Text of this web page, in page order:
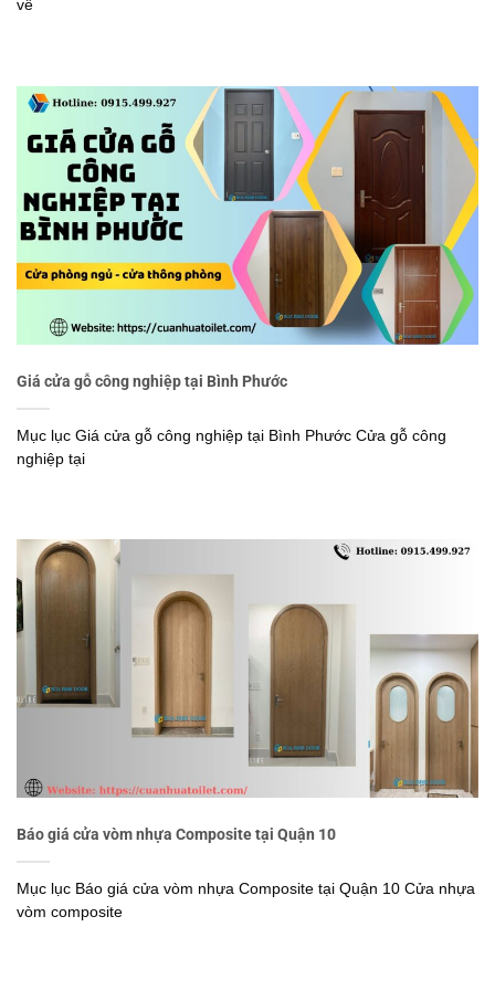
về
Giá cửa gỗ công nghiệp tại Bình Phước
Mục lục Giá cửa gỗ công nghiệp tại Bình Phước Cửa gỗ công
nghiệp tại
Báo giá cửa vòm nhựa Composite tại Quận 10
Mục lục Báo giá cửa vòm nhựa Composite tại Quận 10 Cửa nhựa
vòm composite